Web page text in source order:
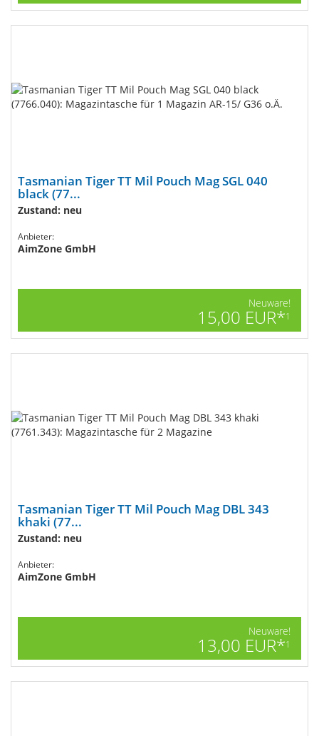
Tasmanian Tiger TT Mil Pouch Mag SGL 040
black (77...
Zustand: neu
Anbieter:
AimZone GmbH
Neuware!
15,00 EUR*1
Tasmanian Tiger TT Mil Pouch Mag DBL 343
khaki (77...
Zustand: neu
Anbieter:
AimZone GmbH
Neuware!
13,00 EUR*1